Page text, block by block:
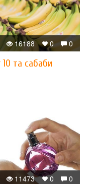
0
0
16188
та сабаби
0
0
11473